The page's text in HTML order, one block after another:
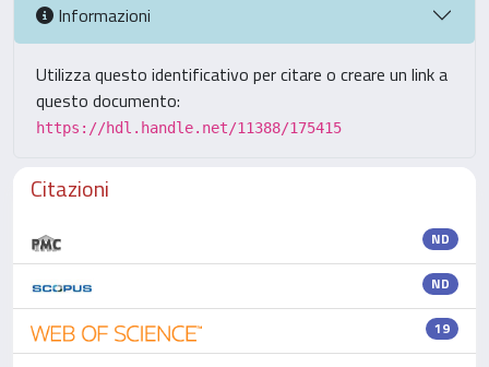
Informazioni
Utilizza questo identificativo per citare o creare un link a
questo documento:
https://hdl.handle.net/11388/175415
Citazioni
ND
ND
19